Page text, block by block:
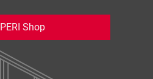
PERI Shop